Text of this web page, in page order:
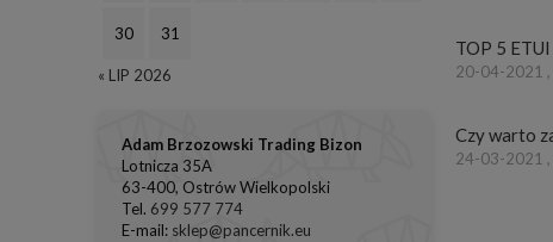
30 31
« LIP 2026
Adam Brzozowski Trading Bizon
Lotnicza 35A
63-400, Ostrów Wielkopolski
Tel. 699 577 774
E-mail: sklep@pancernik.eu
TOP 5
20-04-2021
Czy warto
24-03-2021